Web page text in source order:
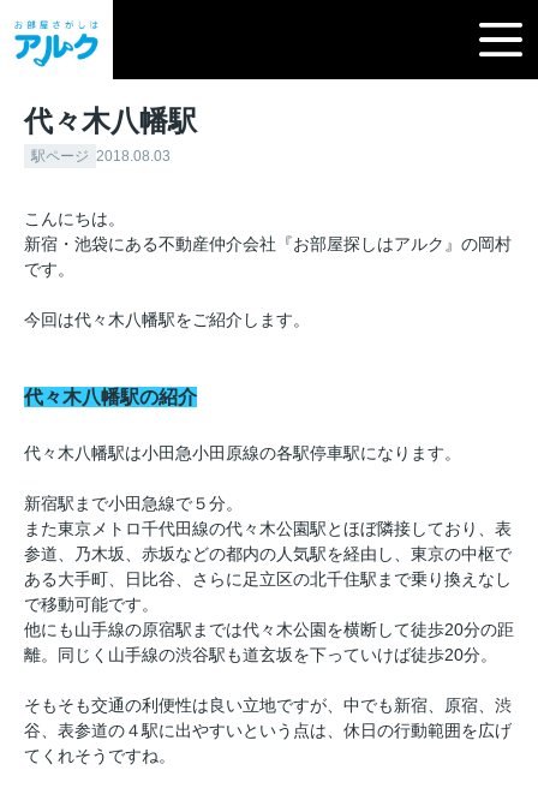
代々木八幡駅
駅ページ 2018.08.03
こんにちは。
新宿・池袋にある不動産仲介会社『お部屋探しはアルク』の岡村
です。
今回は代々木八幡駅をご紹介します。
代々木八幡駅の紹介
代々木八幡駅は小田急小田原線の各駅停車駅になります。
新宿駅まで小田急線で５分。
また東京メトロ千代田線の代々木公園駅とほぼ隣接しており、表
参道、乃木坂、赤坂などの都内の人気駅を経由し、東京の中枢で
ある大手町、日比谷、さらに足立区の北千住駅まで乗り換えなし
で移動可能です。
他にも山手線の原宿駅までは代々木公園を横断して徒歩20分の距
離。同じく山手線の渋谷駅も道玄坂を下っていけば徒歩20分。
そもそも交通の利便性は良い立地ですが、中でも新宿、原宿、渋
谷、表参道の４駅に出やすいという点は、休日の行動範囲を広げ
てくれそうですね。